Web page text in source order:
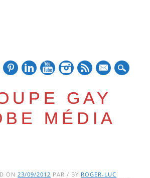
GAY
MÉDIA
ON23/09/2012 PAR / BY ROGER-LUC